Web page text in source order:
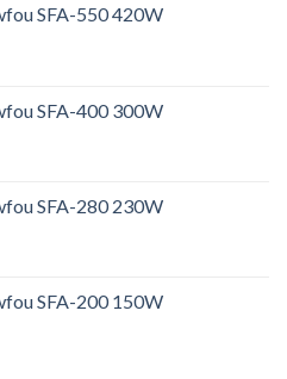
SFA-550 420W
SFA-400 300W
SFA-280 230W
SFA-200 150W